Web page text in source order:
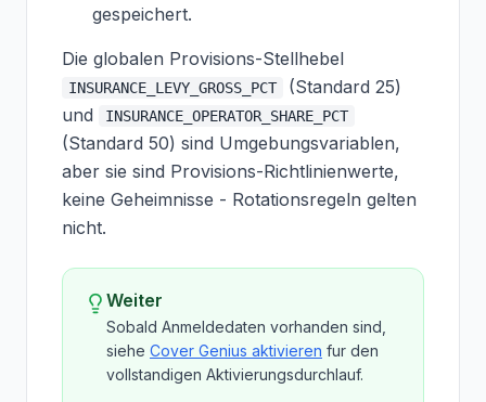
gespeichert.
Die globalen Provisions-Stellhebel
INSURANCE_LEVY_GROSS_PCT
(Standard 25)
und
INSURANCE_OPERATOR_SHARE_PCT
(Standard 50) sind Umgebungsvariablen,
aber sie sind Provisions-Richtlinienwerte,
keine Geheimnisse - Rotationsregeln gelten
nicht.
Weiter
Sobald Anmeldedaten vorhanden sind,
siehe Cover Genius aktivieren fur den
vollstandigen Aktivierungsdurchlauf.